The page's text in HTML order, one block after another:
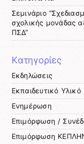
Σεμινάριο
σχολικής μονάδας
ΠΣΔ”
Kατηγορίες
Εκδηλώσεις
Εκπαιδευτικό Υλικό
Ενημέρωση
Επιμόρφωση /
Επιμόρφωση